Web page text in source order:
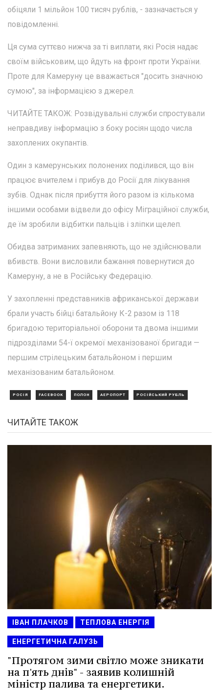
обіцяли 1 мільйон 100 тисяч рублів, - зазначається у
повідомленні.
Ця сума суттєво нижча за ті виплати, які Росія надає
своїм військовим, що йдуть на фронт проти України.
Проте для Камеруну це вважається "досить значною
сумою", за інформацією з джерел.
ЧИТАЙТЕ ТАКОЖ: Розвідувальні служби спростували
неправдиву інформацію з боку росіян щодо числа
захоплених окупантів.
Один з камерунських полонених поділився, що він
працює вчителем і прибув до Росії для лікування
зубів. Однак після прибуття його разом із кількома
іншими особами відвели до офісу Міграційної служби,
де їм зробили відбитки пальців і зліпки щелеп.
Обидва затриманих запевняють, що не здійснювали
вбивств. Вони висловили бажання повернутися до
Камеруну, а не в Російську Федерацію.
У захопленні представників африканської держави
брали участь бійці батальйону К-2 разом із 118
бригадою територіальної оборони та двома іншими
підрозділами 54-ї окремої механізованої бригади —
першим стрілецьким батальйоном і першим
механізованим батальйоном.
РОСІЯ FACEBOOK ПОЛОН АЕРОПОРТ РОСІЙСЬКИЙ РУБЛЬ
ЧИТАЙТЕ ТАКОЖ
ІВАН ПЛАЧКОВ ТЕПЛОВА ЕНЕРГІЯ
ЕНЕРГЕТИЧНА ГАЛУЗЬ
"Протягом зими світло може зникати
на п'ять днів" - заявив колишній
міністр палива та енергетики.